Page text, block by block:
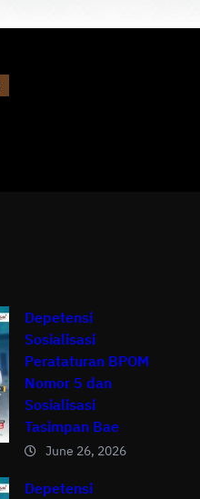
Depetensi
Sosialisasi
Perataturan BPOM
Nomor 5 dan
Sosialisasi
Tasimpan Bae
June 26, 2026
Depetensi